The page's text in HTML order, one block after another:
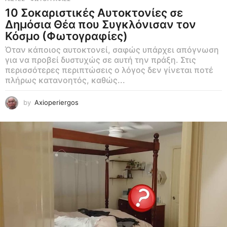
r
g
a
.
c
o
m
•
Π
10 Σοκαριστικές Αυτοκτονίες σε
Δημόσια Θέα που Συγκλόνισαν τον
Κόσμο (Φωτογραφίες)
Όταν κάποιος αυτοκτονεί, σαφώς υπάρχει απόγνωση
για να προβεί δυστυχώς σε αυτή την πράξη. Στις
περισσότερες περιπτώσεις ο λόγος δεν γίνεται ποτέ
πλήρως κατανοητός, καθώς...
by Axioperiergos